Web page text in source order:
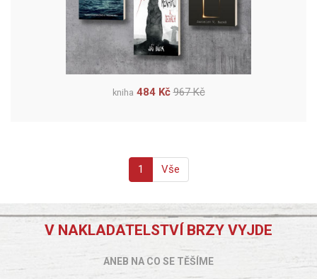
kniha 484 Kč 967 Kč
1 Vše
V NAKLADATELSTVÍ BRZY VYJDE
ANEB NA CO SE TĚŠÍME